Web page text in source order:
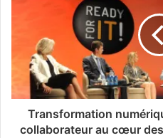
Transformation
collaborateur au cœur